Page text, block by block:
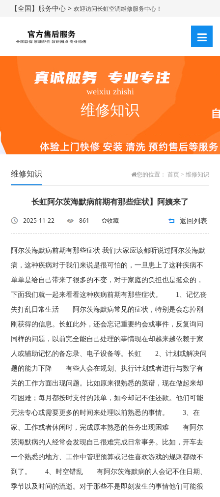
【全国】服务中心 >欢迎访问长虹空调维修服务中心！
weixiu zhishi
维修知识
维修知识 您的位置： 首页> 维修知识
长虹阿尔茨海默病前期有那些症状】阿姨来了
2025-11-22 861 收藏 返回列表
阿尔茨海默病前期有那些症状 我们大家应该都听说过阿尔茨海默
病，这种疾病对于我们来说是很可怕的，一旦患上了这种疾病不
单单是给自己带来了很多的不变，对于家庭的负担也是挺众的，
下面我们就一起来看看这种疾病前期有那些症状。 1、记忆丧
失打乱日常生活 阿尔茨海默病常见的症状，特别是会忘掉刚
刚获得的信息。长虹此外，还会忘记重要约会或事件，反复询问
同样的问题，以前完全能自己处理的事情现在却越来越依赖于家
人或辅助记忆的备忘录、电子设备等。长虹 2、计划或解决问
题的能力下降 有些人会在规划、执行计划或者进行与数字有
关的工作方面出现问题。比如原来很熟悉的菜谱，现在做起来却
有困难；每月都按时支付的账单，如今却记不住还款。他们可能
无法专心或需要更多的时间来处理以前熟悉的事情。 3、在
家、工作或者休闲时，完成原本熟悉的任务出现困难 有阿尔
茨海默病的人经常会发现自己很难完成日常事务。比如，开车去
一个熟悉的地方、工作中管理预算或记住喜欢游戏的规则都做不
到了。 4、时空错乱 有阿尔茨海默病的人会记不住日期、
季节以及时间的流逝。对于那些不是即刻发生的事情他们可能很